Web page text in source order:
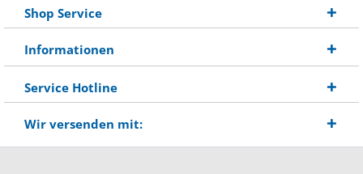
Shop Service
Informationen
Service Hotline
Wir versenden mit: